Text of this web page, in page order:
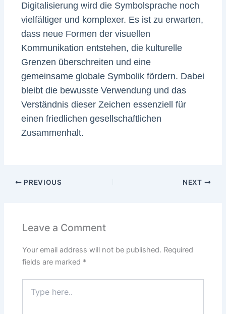
Digitalisierung wird die Symbolsprache noch
vielfältiger und komplexer. Es ist zu erwarten,
dass neue Formen der visuellen
Kommunikation entstehen, die kulturelle
Grenzen überschreiten und eine
gemeinsame globale Symbolik fördern. Dabei
bleibt die bewusste Verwendung und das
Verständnis dieser Zeichen essenziell für
einen friedlichen gesellschaftlichen
Zusammenhalt.
PREVIOUS NEXT
Leave a Comment
Your email address will not be published. Required
fields are marked *
here..